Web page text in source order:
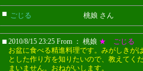
ごじる 桃娘 さん
2010/8/15 23:25 From ： 桃娘 ★ ごじる
お盆に食べる精進料理です。みがしきが
とした作り方を知りたいので、教えてく
まいません。おねがいします。